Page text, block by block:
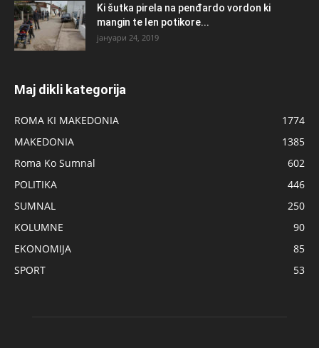
Ki šutka pirela na penđardo vordon ki
mangin te len potikore...
јануари 24, 2019
Maj dikli kategorija
ROMA KI MAKEDONIA
1774
MAKEDONIA
1385
Roma Ko Sumnal
602
POLITIKA
446
SUMNAL
250
KOLUMNE
90
EKONOMIJA
85
SPORT
53